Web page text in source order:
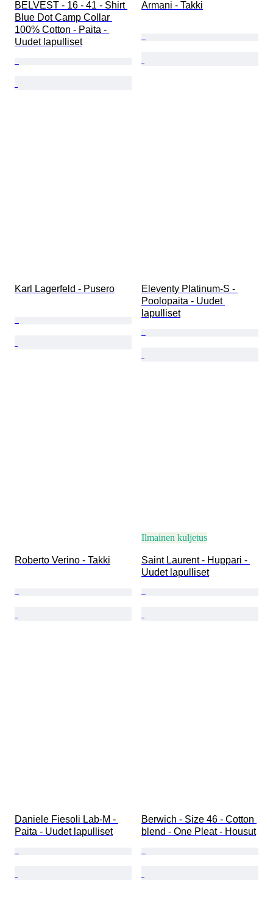
BELVEST - 16 - 41 - Shirt
Blue Dot Camp Collar
100% Cotton - Paita -
Uudet lapulliset
Armani - Takki
Karl Lagerfeld - Pusero
Eleventy Platinum-S -
Poolopaita - Uudet
lapulliset
Roberto Verino - Takki
Ilmainen kuljetus
Saint Laurent - Huppari -
Uudet lapulliset
Daniele Fiesoli Lab-M -
Paita - Uudet lapulliset
Berwich - Size 46 - Cotton
blend - One Pleat - Housut